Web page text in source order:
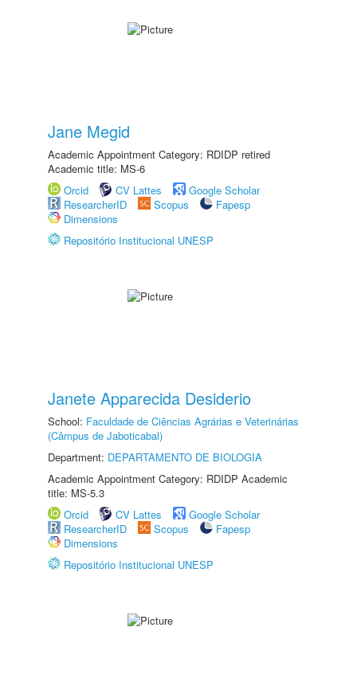
Jane Megid
Academic Appointment Category: RDIDP retired
Academic title: MS-6
Orcid
CV Lattes
Google Scholar
ResearcherID
Scopus
Fapesp
Dimensions
Repositório Institucional UNESP
Janete Apparecida Desiderio
School: Faculdade de Ciências Agrárias e Veterinárias
(Câmpus de Jaboticabal)
Department: DEPARTAMENTO DE BIOLOGIA
Academic Appointment Category: RDIDP Academic
title: MS-5.3
Orcid
CV Lattes
Google Scholar
ResearcherID
Scopus
Fapesp
Dimensions
Repositório Institucional UNESP